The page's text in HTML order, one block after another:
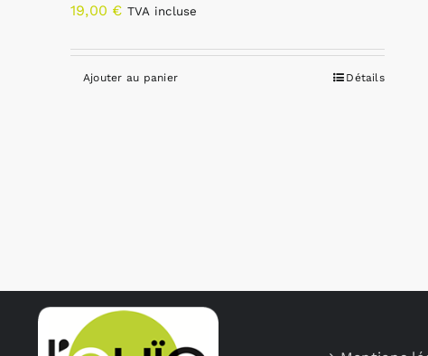
19,00 € TVA incluse
Ajouter au panier Détails